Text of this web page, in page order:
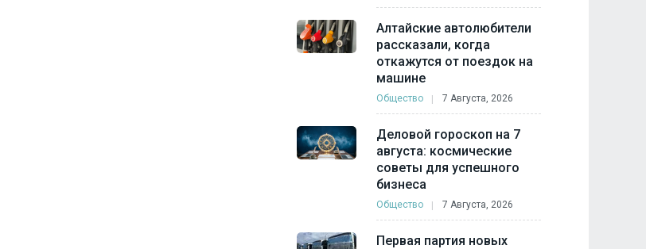
Алтайские автолюбители
рассказали, когда
откажутся от поездок на
машине
Общество 7 Августа, 2026
Деловой гороскоп на 7
августа: космические
советы для успешного
бизнеса
Общество 7 Августа, 2026
Первая партия новых